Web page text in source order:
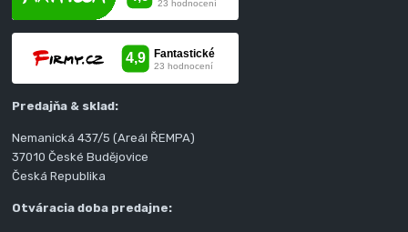
Predajňa & sklad:
Nemanická 437/5 (Areál ŘEMPA)
37010 České Budějovice
Česká Republika
Otváracia doba predajne: